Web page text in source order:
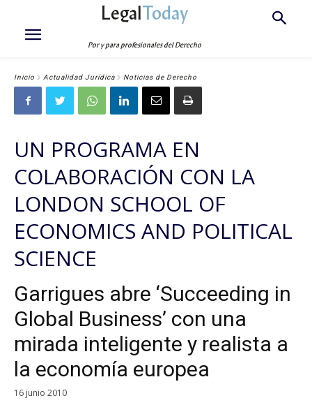
LegalToday
Por y para profesionales del Derecho
Inicio Actualidad Jurídica Noticias de Derecho
UN PROGRAMA EN
COLABORACIÓN CON LA
LONDON SCHOOL OF
ECONOMICS AND POLITICAL
SCIENCE
Garrigues abre ‘Succeeding in
Global Business’ con una
mirada inteligente y realista a
la economía europea
16 junio 2010